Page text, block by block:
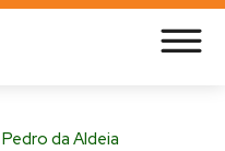
da Aldeia